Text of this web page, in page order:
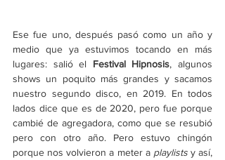
Ese fue uno, después pasó como un año y
medio que ya estuvimos tocando en más
lugares: salió el Festival Hipnosis, algunos
shows un poquito más grandes y sacamos
nuestro segundo disco, en 2019. En todos
lados dice que es de 2020, pero fue porque
cambié de agregadora, como que se resubió
pero con otro año. Pero estuvo chingón
porque nos volvieron a meter a playlists y así,